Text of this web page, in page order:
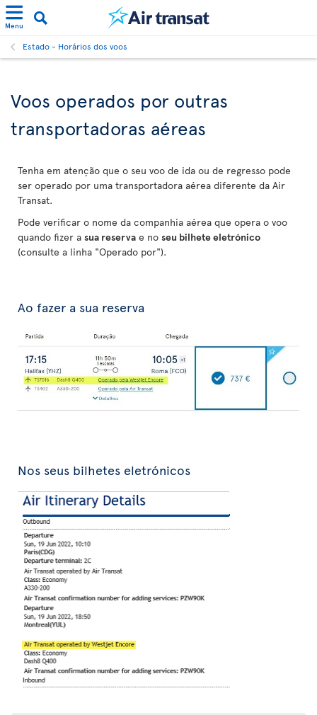
Menu
Estado - Horários dos voos
Voos operados por outras
transportadoras aéreas
Tenha em atenção que o seu voo de ida ou de regresso pode
ser operado por uma transportadora aérea diferente da Air
Transat.
Pode verificar o nome da companhia aérea que opera o voo
quando fizer a sua reserva e no seu bilhete eletrónico
(consulte a linha "Operado por").
Ao fazer a sua reserva
Nos seus bilhetes eletrónicos